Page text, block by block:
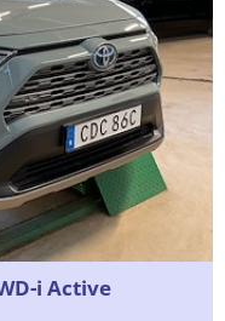
i Active